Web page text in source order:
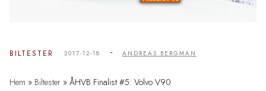
BILTESTER 2017-12-18 - ANDREAS BERGMAN
Hem » Biltester » ÅHVB Finalist #5: Volvo V90